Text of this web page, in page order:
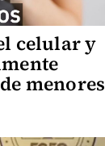
celular y
menores